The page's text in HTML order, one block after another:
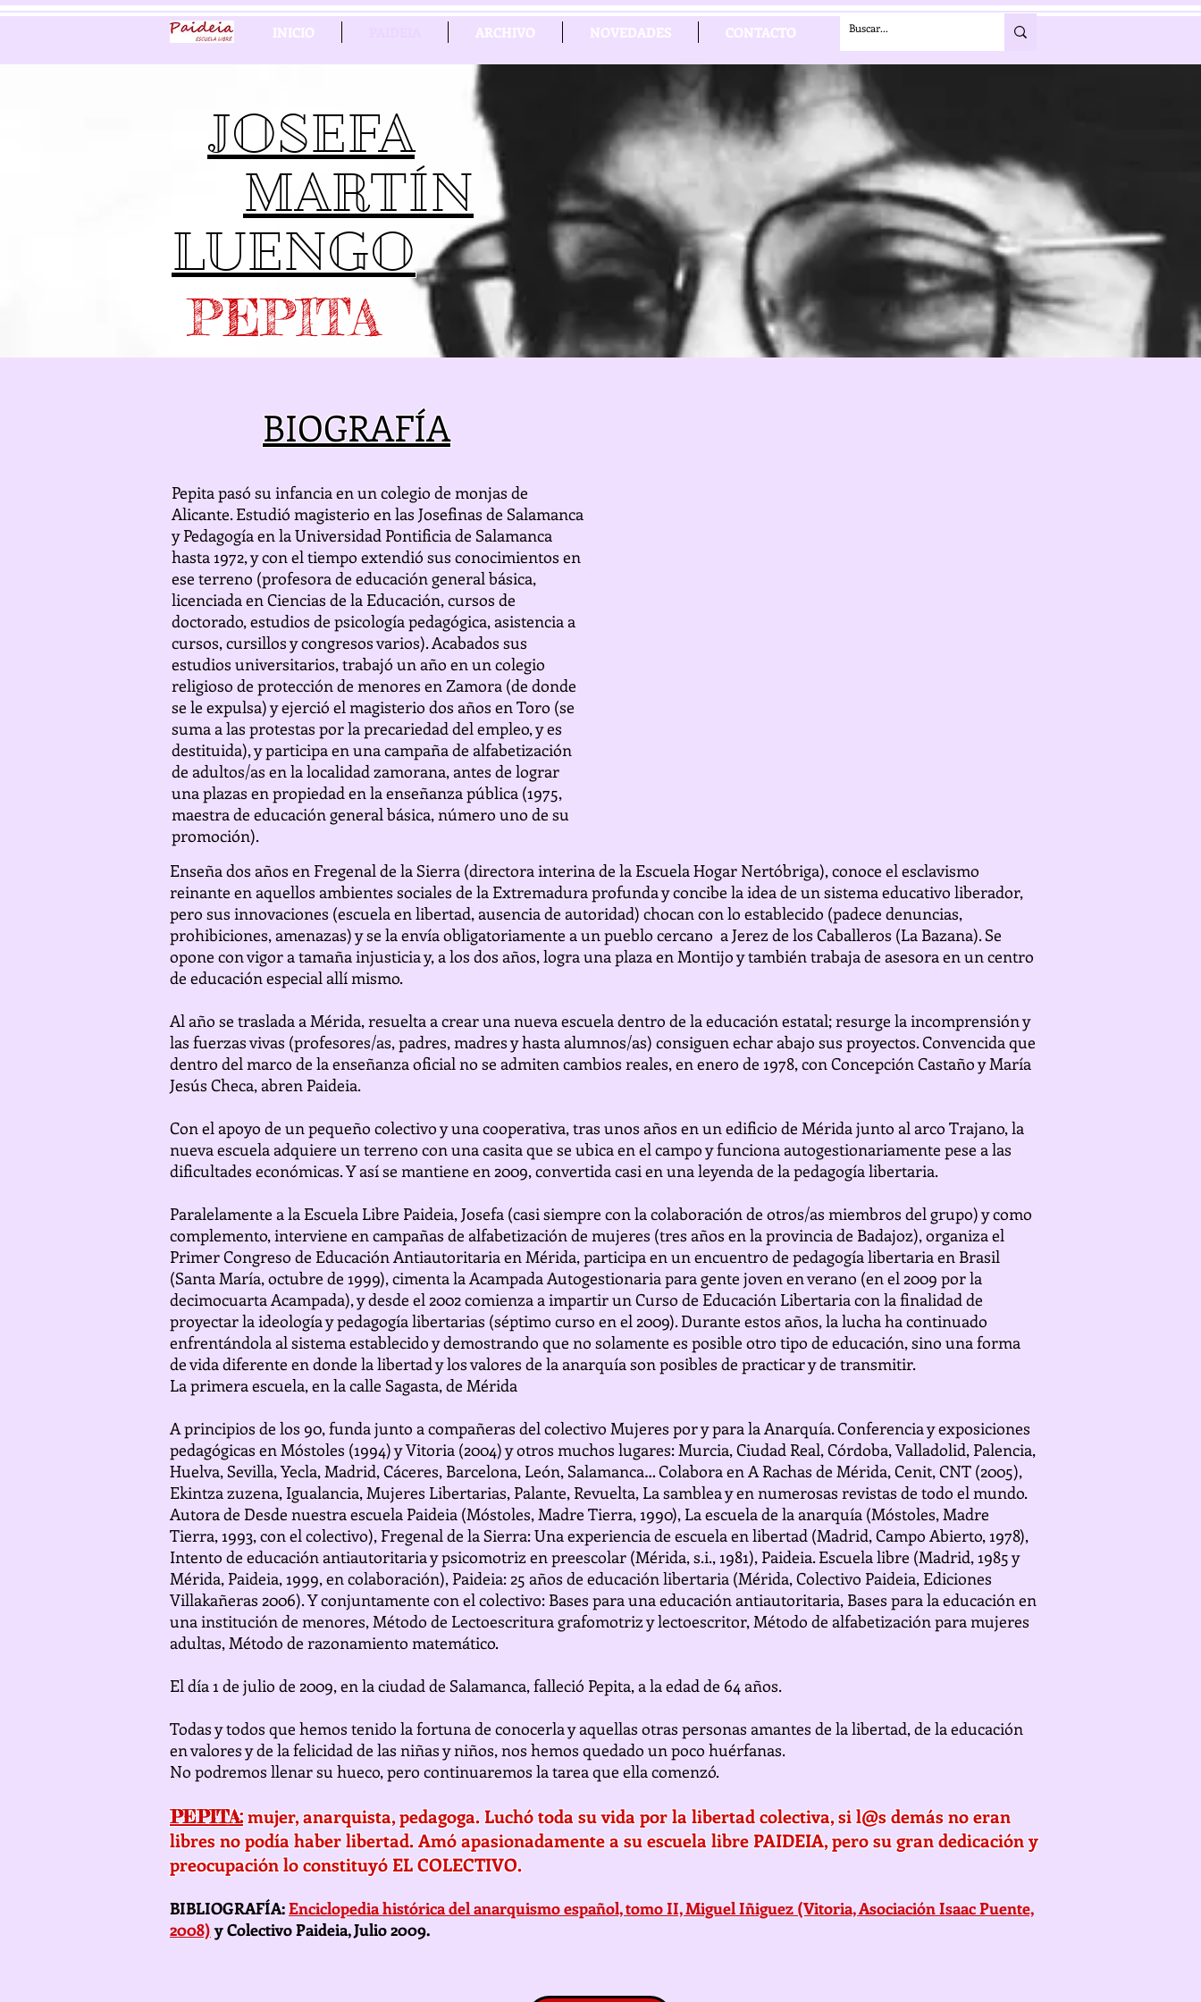
INICIO ARCHIVO NOVEDADES CONTACTO
JOSEFA
MARTÍN
LUENGO
PEPITA
BIOGRAFÍA
Pepita pasó su infancia en un colegio de monjas de
Alicante. Estudió magisterio en las Josefinas de Salamanca
y Pedagogía en la Universidad Pontificia de Salamanca
hasta 1972, y con el tiempo extendió sus conocimientos en
ese terreno (profesora de educación general básica,
licenciada en Ciencias de la Educación, cursos de
doctorado, estudios de psicología pedagógica, asistencia a
cursos, cursillos y congresos varios). Acabados sus
estudios universitarios, trabajó un año en un colegio
religioso de protección de menores en Zamora (de donde
se le expulsa) y ejerció el magisterio dos años en Toro (se
suma a las protestas por la precariedad del empleo, y es
destituida), y participa en una campaña de alfabetización
de adultos/as en la localidad zamorana, antes de lograr
una plazas en propiedad en la enseñanza pública (1975,
maestra de educación general básica, número uno de su
promoción).
Enseña dos años en Fregenal de la Sierra (directora interina de la Escuela Hogar Nertóbriga), conoce el esclavismo
reinante en aquellos ambientes sociales de la Extremadura profunda y concibe la idea de un sistema educativo liberador,
pero sus innovaciones (escuela en libertad, ausencia de autoridad) chocan con lo establecido (padece denuncias,
prohibiciones, amenazas) y se la envía obligatoriamente a un pueblo cercano a Jerez de los Caballeros (La Bazana). Se
opone con vigor a tamaña injusticia y, a los dos años, logra una plaza en Montijo y también trabaja de asesora en un centro
de educación especial allí mismo.
Al año se traslada a Mérida, resuelta a crear una nueva escuela dentro de la educación estatal; resurge la incomprensión y
las fuerzas vivas (profesores/as, padres, madres y hasta alumnos/as) consiguen echar abajo sus proyectos. Convencida que
dentro del marco de la enseñanza oficial no se admiten cambios reales, en enero de 1978, con Concepción Castaño y María
Jesús Checa, abren Paideia.
Con el apoyo de un pequeño colectivo y una cooperativa, tras unos años en un edificio de Mérida junto al arco Trajano, la
nueva escuela adquiere un terreno con una casita que se ubica en el campo y funciona autogestionariamente pese a las
dificultades económicas. Y así se mantiene en 2009, convertida casi en una leyenda de la pedagogía libertaria.
Paralelamente a la Escuela Libre Paideia, Josefa (casi siempre con la colaboración de otros/as miembros del grupo) y como
complemento, interviene en campañas de alfabetización de mujeres (tres años en la provincia de Badajoz), organiza el
Primer Congreso de Educación Antiautoritaria en Mérida, participa en un encuentro de pedagogía libertaria en Brasil
(Santa María, octubre de 1999), cimenta la Acampada Autogestionaria para gente joven en verano (en el 2009 por la
decimocuarta Acampada), y desde el 2002 comienza a impartir un Curso de Educación Libertaria con la finalidad de
proyectar la ideología y pedagogía libertarias (séptimo curso en el 2009). Durante estos años, la lucha ha continuado
enfrentándola al sistema establecido y demostrando que no solamente es posible otro tipo de educación, sino una forma
de vida diferente en donde la libertad y los valores de la anarquía son posibles de practicar y de transmitir.
La primera escuela, en la calle Sagasta, de Mérida
A principios de los 90, funda junto a compañeras del colectivo Mujeres por y para la Anarquía. Conferencia y exposiciones
pedagógicas en Móstoles (1994) y Vitoria (2004) y otros muchos lugares: Murcia, Ciudad Real, Córdoba, Valladolid, Palencia,
Huelva, Sevilla, Yecla, Madrid, Cáceres, Barcelona, León, Salamanca… Colabora en A Rachas de Mérida, Cenit, CNT (2005),
Ekintza zuzena, Igualancia, Mujeres Libertarias, Palante, Revuelta, La samblea y en numerosas revistas de todo el mundo.
Autora de Desde nuestra escuela Paideia (Móstoles, Madre Tierra, 1990), La escuela de la anarquía (Móstoles, Madre
Tierra, 1993, con el colectivo), Fregenal de la Sierra: Una experiencia de escuela en libertad (Madrid, Campo Abierto, 1978),
Intento de educación antiautoritaria y psicomotriz en preescolar (Mérida, s.i., 1981), Paideia. Escuela libre (Madrid, 1985 y
Mérida, Paideia, 1999, en colaboración), Paideia: 25 años de educación libertaria (Mérida, Colectivo Paideia, Ediciones
Villakañeras 2006). Y conjuntamente con el colectivo: Bases para una educación antiautoritaria, Bases para la educación en
una institución de menores, Método de Lectoescritura grafomotriz y lectoescritor, Método de alfabetización para mujeres
adultas, Método de razonamiento matemático.
El día 1 de julio de 2009, en la ciudad de Salamanca, falleció Pepita, a la edad de 64 años.
Todas y todos que hemos tenido la fortuna de conocerla y aquellas otras personas amantes de la libertad, de la educación
en valores y de la felicidad de las niñas y niños, nos hemos quedado un poco huérfanas.
No podremos llenar su hueco, pero continuaremos la tarea que ella comenzó.
PEPITA: mujer, anarquista, pedagoga. Luchó toda su vida por la libertad colectiva, si l@s demás no eran
libres no podía haber libertad. Amó apasionadamente a su escuela libre PAIDEIA, pero su gran dedicación y
preocupación lo constituyó EL COLECTIVO.
BIBLIOGRAFÍA:Enciclopedia histórica del anarquismo español, tomo II, Miguel Iñiguez (Vitoria, Asociación Isaac Puente,
2008) y Colectivo Paideia, Julio 2009.